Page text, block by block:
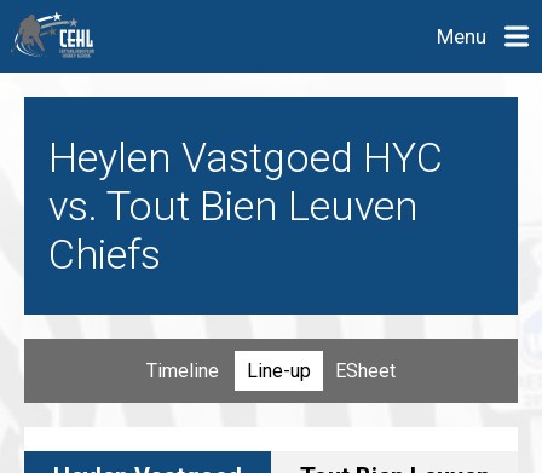
Menu
Heylen Vastgoed HYC
vs. Tout Bien Leuven
Chiefs
Timeline Line-up ESheet